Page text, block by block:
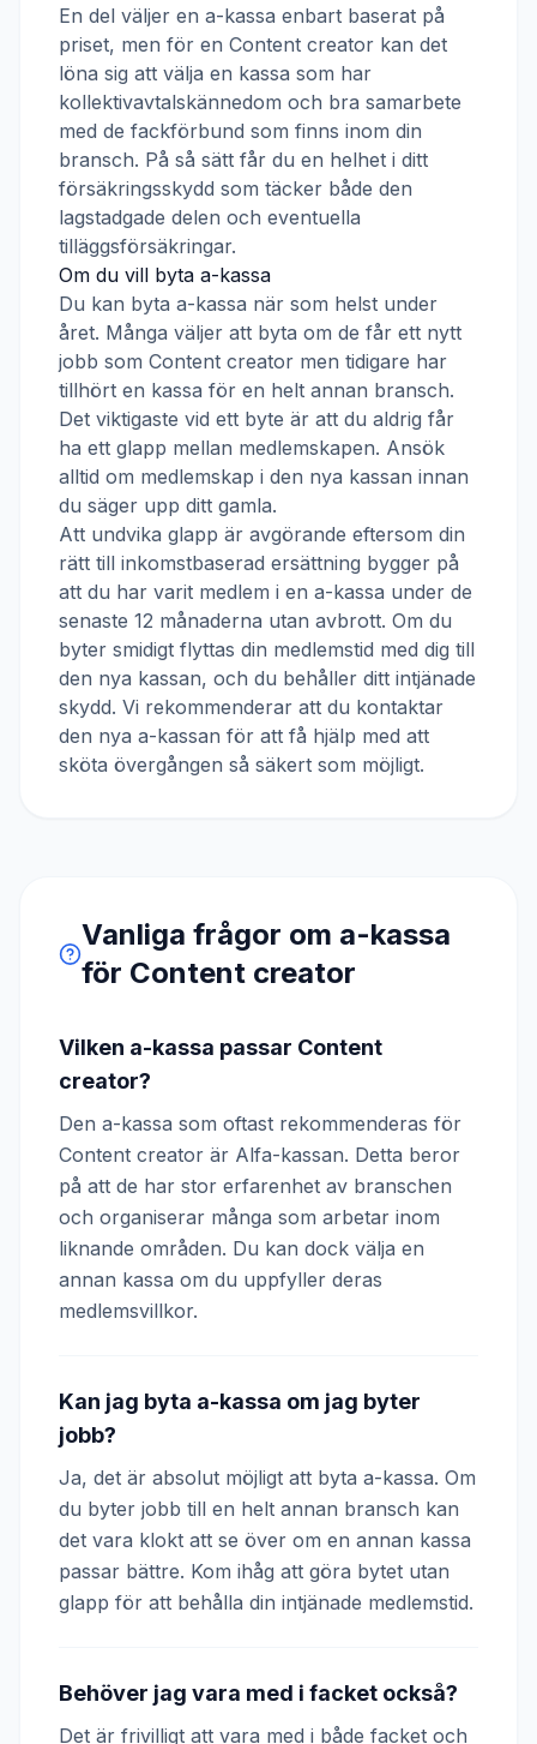
En del väljer en a-kassa enbart baserat på
priset, men för en Content creator kan det
löna sig att välja en kassa som har
kollektivavtalskännedom och bra samarbete
med de fackförbund som finns inom din
bransch. På så sätt får du en helhet i ditt
försäkringsskydd som täcker både den
lagstadgade delen och eventuella
tilläggsförsäkringar.
Om du vill byta a-kassa
Du kan byta a-kassa när som helst under
året. Många väljer att byta om de får ett nytt
jobb som Content creator men tidigare har
tillhört en kassa för en helt annan bransch.
Det viktigaste vid ett byte är att du aldrig får
ha ett glapp mellan medlemskapen. Ansök
alltid om medlemskap i den nya kassan innan
du säger upp ditt gamla.
Att undvika glapp är avgörande eftersom din
rätt till inkomstbaserad ersättning bygger på
att du har varit medlem i en a-kassa under de
senaste 12 månaderna utan avbrott. Om du
byter smidigt flyttas din medlemstid med dig till
den nya kassan, och du behåller ditt intjänade
skydd. Vi rekommenderar att du kontaktar
den nya a-kassan för att få hjälp med att
sköta övergången så säkert som möjligt.
Vanliga frågor om a-kassa
för Content creator
Vilken a-kassa passar Content
creator?
Den a-kassa som oftast rekommenderas för
Content creator är Alfa-kassan. Detta beror
på att de har stor erfarenhet av branschen
och organiserar många som arbetar inom
liknande områden. Du kan dock välja en
annan kassa om du uppfyller deras
medlemsvillkor.
Kan jag byta a-kassa om jag byter
jobb?
Ja, det är absolut möjligt att byta a-kassa. Om
du byter jobb till en helt annan bransch kan
det vara klokt att se över om en annan kassa
passar bättre. Kom ihåg att göra bytet utan
glapp för att behålla din intjänade medlemstid.
Behöver jag vara med i facket också?
Det är frivilligt att vara med i både facket och